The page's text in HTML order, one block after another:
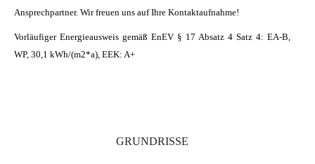
Ansprechpartner. Wir freuen uns auf Ihre Kontaktaufnahme!
Vorläufiger Energieausweis gemäß EnEV § 17 Absatz 4 Satz 4: EA-B,
WP, 30,1 kWh/(m2*a), EEK: A+
GRUNDRISSE